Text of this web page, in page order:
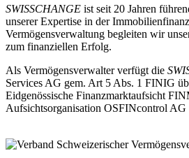
SWISSCHANGE ist seit 20 Jahren
unserer Expertise in der
Vermögensverwaltung begleiten wir
zum finanziellen Erfolg.
Als Vermögensverwalter verfügt die
Services AG gem. Art 5 Abs. 1 FINIG
Eidgenössische Finanzmarktaufsicht
Aufsichtsorganisation OSFINcontrol AG